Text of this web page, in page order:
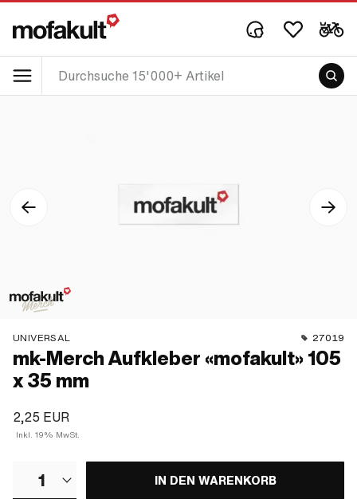
UNIVERSAL 27019
mk-Merch Aufkleber «mofakult» 105
x 35 mm
2,25 EUR
Inkl. 19% MwSt.
1 IN DEN WARENKORB